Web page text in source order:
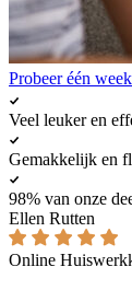
Probeer één
Veel leuker en
Gemakkelijk en
98% van onze
Ellen Rutten
Online